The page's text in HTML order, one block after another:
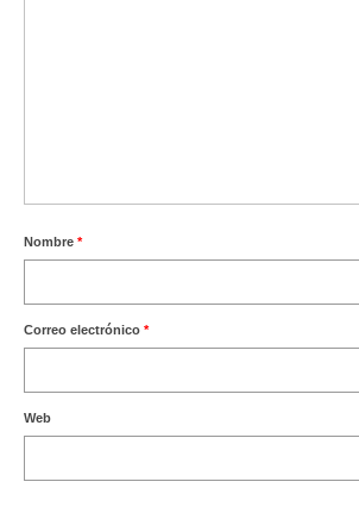
Nombre *
Correo electrónico *
Web